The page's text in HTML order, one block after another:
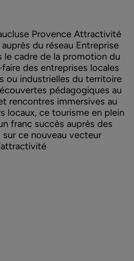
Provence Attractivité
du réseau Entreprise
le cadre de la promotion du
des entreprises locales
ou industrielles du territoire
pédagogiques au
rencontres immersives au
locaux, ce tourisme en plein
franc succès auprès des
ce nouveau vecteur